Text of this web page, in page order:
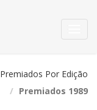
Premiados Por Edição
Premiados 1989